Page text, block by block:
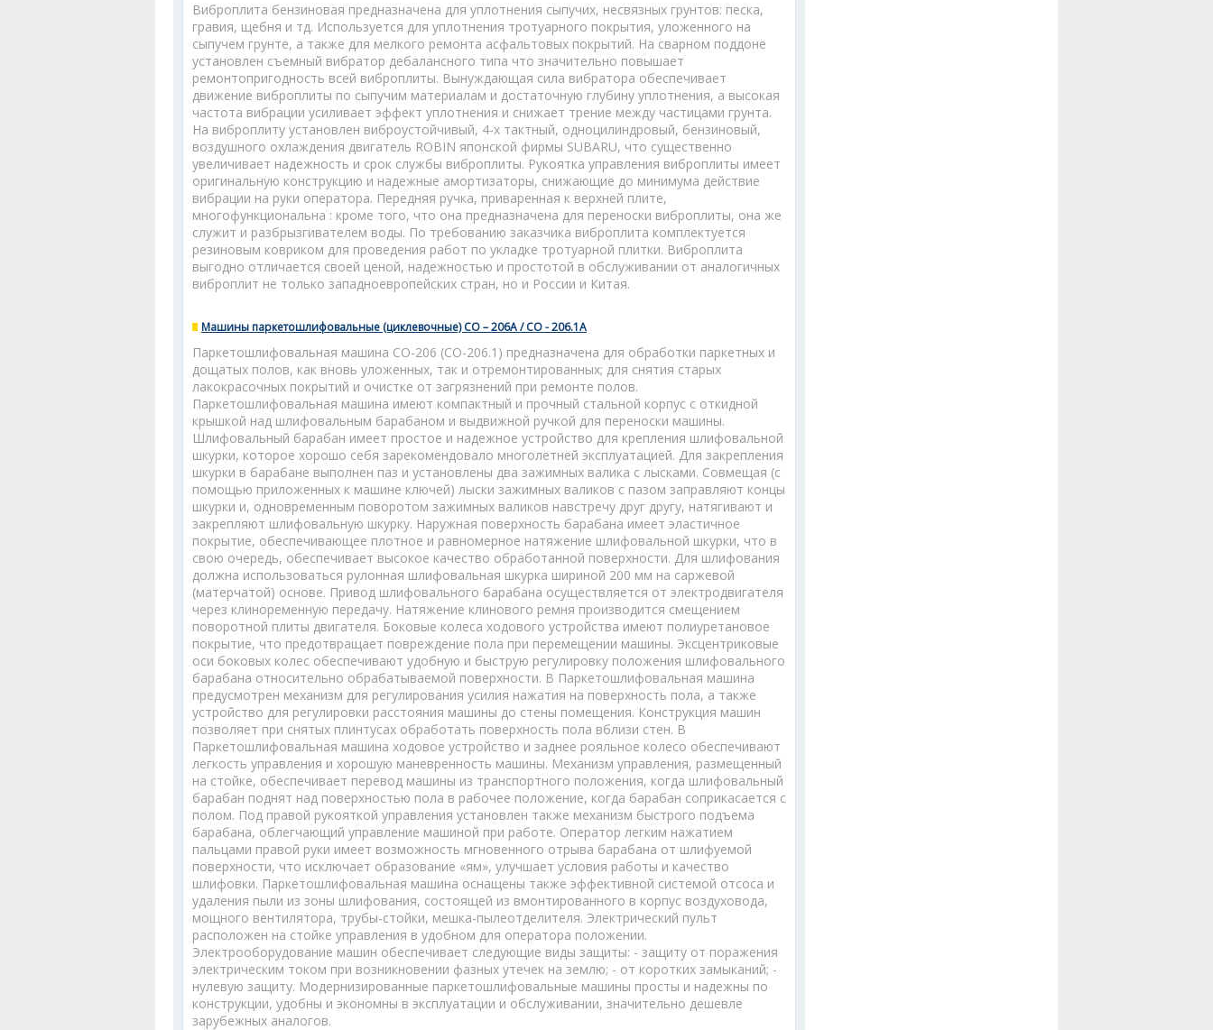
Виброплита бензиновая предназначена для уплотнения сыпучих, несвязных грунтов: песка,
гравия, щебня и тд. Используется для уплотнения тротуарного покрытия, уложенного на
сыпучем грунте, а также для мелкого ремонта асфальтовых покрытий. На сварном поддоне
установлен съемный вибратор дебалансного типа что значительно повышает
ремонтопригодность всей виброплиты. Вынуждающая сила вибратора обеспечивает
движение виброплиты по сыпучим материалам и достаточную глубину уплотнения, а высокая
частота вибрации усиливает эффект уплотнения и снижает трение между частицами грунта.
На виброплиту установлен виброустойчивый, 4-х тактный, одноцилиндровый, бензиновый,
воздушного охлаждения двигатель ROBIN японской фирмы SUBARU, что существенно
увеличивает надежность и срок службы виброплиты. Рукоятка управления виброплиты имеет
оригинальную конструкцию и надежные амортизаторы, снижающие до минимума действие
вибрации на руки оператора. Передняя ручка, приваренная к верхней плите,
многофункциональна : кроме того, что она предназначена для переноски виброплиты, она же
служит и разбрызгивателем воды. По требованию заказчика виброплита комплектуется
резиновым ковриком для проведения работ по укладке тротуарной плитки. Виброплита
выгодно отличается своей ценой, надежностью и простотой в обслуживании от аналогичных
виброплит не только западноевропейских стран, но и России и Китая.
Машины паркетошлифовальные (циклевочные) СО – 206А / СО - 206.1А
Паркетошлифовальная машина СО-206 (СО-206.1) предназначена для обработки паркетных и
дощатых полов, как вновь уложенных, так и отремонтированных; для снятия старых
лакокрасочных покрытий и очистке от загрязнений при ремонте полов.
Паркетошлифовальная машина имеют компактный и прочный стальной корпус с откидной
крышкой над шлифовальным барабаном и выдвижной ручкой для переноски машины.
Шлифовальный барабан имеет простое и надежное устройство для крепления шлифовальной
шкурки, которое хорошо себя зарекомендовало многолетней эксплуатацией. Для закрепления
шкурки в барабане выполнен паз и установлены два зажимных валика с лысками. Совмещая (с
помощью приложенных к машине ключей) лыски зажимных валиков с пазом заправляют концы
шкурки и, одновременным поворотом зажимных валиков навстречу друг другу, натягивают и
закрепляют шлифовальную шкурку. Наружная поверхность барабана имеет эластичное
покрытие, обеспечивающее плотное и равномерное натяжение шлифовальной шкурки, что в
свою очередь, обеспечивает высокое качество обработанной поверхности. Для шлифования
должна использоваться рулонная шлифовальная шкурка шириной 200 мм на саржевой
(матерчатой) основе. Привод шлифовального барабана осуществляется от электродвигателя
через клиноременную передачу. Натяжение клинового ремня производится смещением
поворотной плиты двигателя. Боковые колеса ходового устройства имеют полиуретановое
покрытие, что предотвращает повреждение пола при перемещении машины. Эксцентриковые
оси боковых колес обеспечивают удобную и быструю регулировку положения шлифовального
барабана относительно обрабатываемой поверхности. В Паркетошлифовальная машина
предусмотрен механизм для регулирования усилия нажатия на поверхность пола, а также
устройство для регулировки расстояния машины до стены помещения. Конструкция машин
позволяет при снятых плинтусах обработать поверхность пола вблизи стен. В
Паркетошлифовальная машина ходовое устройство и заднее рояльное колесо обеспечивают
легкость управления и хорошую маневренность машины. Механизм управления, размещенный
на стойке, обеспечивает перевод машины из транспортного положения, когда шлифовальный
барабан поднят над поверхностью пола в рабочее положение, когда барабан соприкасается с
полом. Под правой рукояткой управления установлен также механизм быстрого подъема
барабана, облегчающий управление машиной при работе. Оператор легким нажатием
пальцами правой руки имеет возможность мгновенного отрыва барабана от шлифуемой
поверхности, что исключает образование «ям», улучшает условия работы и качество
шлифовки. Паркетошлифовальная машина оснащены также эффективной системой отсоса и
удаления пыли из зоны шлифования, состоящей из вмонтированного в корпус воздуховода,
мощного вентилятора, трубы-стойки, мешка-пылеотделителя. Электрический пульт
расположен на стойке управления в удобном для оператора положении.
Электрооборудование машин обеспечивает следующие виды защиты: - защиту от поражения
электрическим током при возникновении фазных утечек на землю; - от коротких замыканий; -
нулевую защиту. Модернизированные паркетошлифовальные машины просты и надежны по
конструкции, удобны и экономны в эксплуатации и обслуживании, значительно дешевле
зарубежных аналогов.